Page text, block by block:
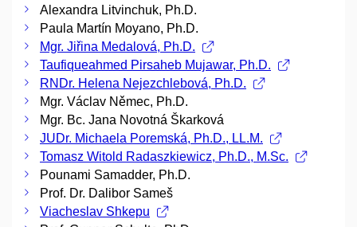
Alexandra Litvinchuk, Ph.D.
Paula Martín Moyano, Ph.D.
Mgr. Jiřina Medalová, Ph.D.
Taufiqueahmed Pirsaheb Mujawar, Ph.D.
RNDr. Helena Nejezchlebová, Ph.D.
Mgr. Václav Němec, Ph.D.
Mgr. Bc. Jana Novotná Škarková
JUDr. Michaela Poremská, Ph.D., LL.M.
Tomasz Witold Radaszkiewicz, Ph.D., M.Sc.
Pounami Samadder, Ph.D.
Prof. Dr. Dalibor Sameš
Viacheslav Shkepu